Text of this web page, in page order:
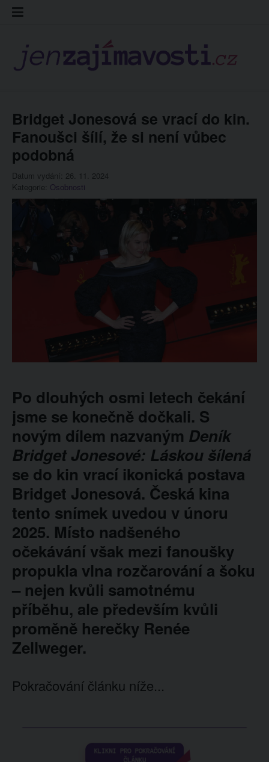
Skip
Bridget Jonesová se vrací do kin.
Fanoušci šílí, že si není vůbec
podobná
Datum vydání: 26. 11. 2024
Kategorie: Osobnosti
Po dlouhých osmi letech čekání
jsme se konečně dočkali. S
novým dílem nazvaným Deník
Bridget Jonesové: Láskou šílená
se do kin vrací ikonická postava
Bridget Jonesová. Česká kina
tento snímek uvedou v únoru
2025. Místo nadšeného
očekávání však mezi fanoušky
propukla vlna rozčarování a šoku
– nejen kvůli samotnému
příběhu, ale především kvůli
proměně herečky Renée
Zellweger.
Pokračování článku níže...